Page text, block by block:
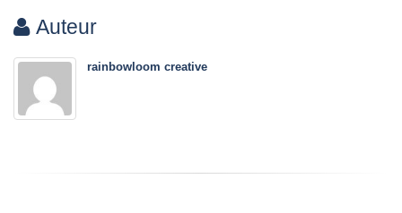
Auteur
rainbowloom creative